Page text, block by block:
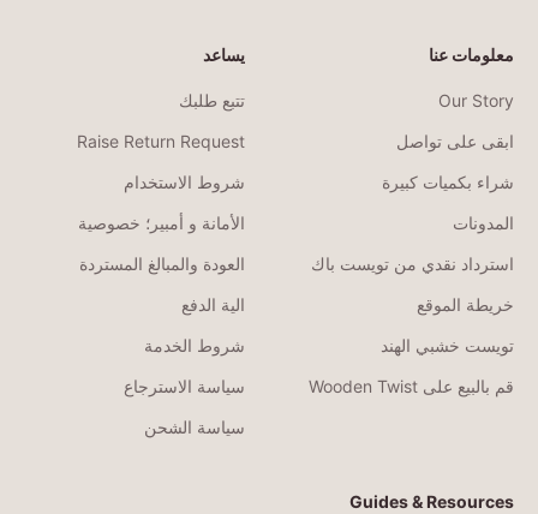
معلومات عنا
Our Story
ابقى على تواصل
شراء بكميات كبيرة
المدونات
استرداد نقدي من تويست باك
خريطة الموقع
تويست خشبي الهند
قم بالبيع على Wooden Twist
يساعد
تتبع طلبك
Raise Return Request
شروط الاستخدام
الأمانة و أمبير؛ خصوصية
العودة والمبالغ المستردة
الية الدفع
شروط الخدمة
سياسة الاسترجاع
سياسة الشحن
Guides & Resources